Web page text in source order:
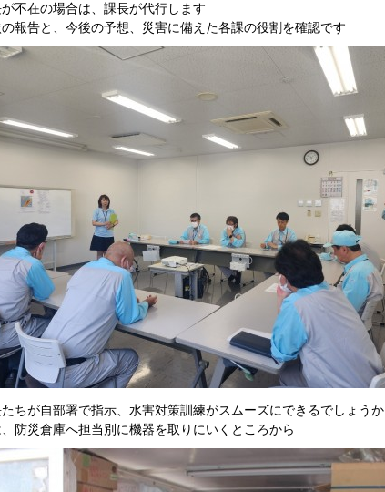
不在の場合は、課長が代行します
報告と、今後の予想、災害に備えた各課の役割を確認です
ちが自部署で指示、水害対策訓練がスムーズにできるでしょうか
防災倉庫へ担当別に機器を取りにいくところから